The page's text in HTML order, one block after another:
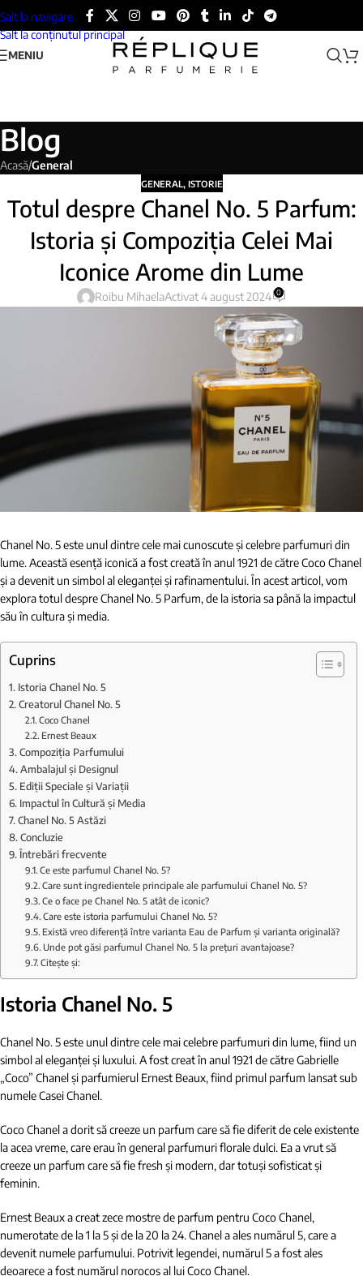
Salt la navigare
Salt la conținutul principal
MENIU
Blog
Acasă/General
GENERAL, ISTORIE
Totul despre Chanel No. 5 Parfum:
Istoria și Compoziția Celei Mai
Iconice Arome din Lume
Roibu MihaelaActivat 4 august 2024 0
Chanel No. 5 este unul dintre cele mai cunoscute și celebre parfumuri din
lume. Această esență iconică a fost creată în anul 1921 de către Coco Chanel
și a devenit un simbol al eleganței și rafinamentului. În acest articol, vom
explora totul despre Chanel No. 5 Parfum, de la istoria sa până la impactul
său în cultura și media.
Cuprins
Istoria Chanel No. 5
Creatorul Chanel No. 5
Coco Chanel
Ernest Beaux
Compoziția Parfumului
Ambalajul și Designul
Ediții Speciale și Variații
Impactul în Cultură și Media
Chanel No. 5 Astăzi
Concluzie
Întrebări frecvente
Ce este parfumul Chanel No. 5?
Care sunt ingredientele principale ale parfumului Chanel No. 5?
Ce o face pe Chanel No. 5 atât de iconic?
Care este istoria parfumului Chanel No. 5?
Există vreo diferență între varianta Eau de Parfum și varianta originală?
Unde pot găsi parfumul Chanel No. 5 la prețuri avantajoase?
Citește și:
Istoria Chanel No. 5
Chanel No. 5 este unul dintre cele mai celebre parfumuri din lume, fiind un
simbol al eleganței și luxului. A fost creat în anul 1921 de către Gabrielle
„Coco” Chanel și parfumierul Ernest Beaux, fiind primul parfum lansat sub
numele Casei Chanel.
Coco Chanel a dorit să creeze un parfum care să fie diferit de cele existente
la acea vreme, care erau în general parfumuri florale dulci. Ea a vrut să
creeze un parfum care să fie fresh și modern, dar totuși sofisticat și
feminin.
Ernest Beaux a creat zece mostre de parfum pentru Coco Chanel,
numerotate de la 1 la 5 și de la 20 la 24. Chanel a ales numărul 5, care a
devenit numele parfumului. Potrivit legendei, numărul 5 a fost ales
deoarece a fost numărul norocos al lui Coco Chanel.